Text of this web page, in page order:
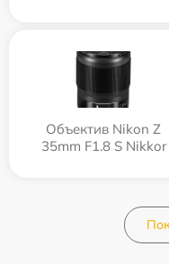
Объектив Nikon Z
35mm F1.8 S Nikkor